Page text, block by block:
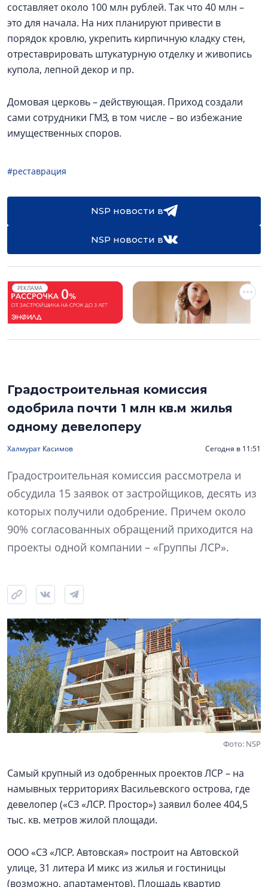
составляет около 100 млн рублей. Так что 40 млн –
это для начала. На них планируют привести в
порядок кровлю, укрепить кирпичную кладку стен,
отреставрировать штукатурную отделку и живопись
купола, лепной декор и пр.
Домовая церковь – действующая. Приход создали
сами сотрудники ГМЗ, в том числе – во избежание
имущественных споров.
#реставрация
NSP новости в
NSP новости в
РЕКЛАМА
Градостроительная комиссия
одобрила почти 1 млн кв.м жилья
одному девелоперу
Халмурат Касимов Сегодня в 11:51
Градостроительная комиссия рассмотрела и
обсудила 15 заявок от застройщиков, десять из
которых получили одобрение. Причем около
90% согласованных обращений приходится на
проекты одной компании – «Группы ЛСР».
Фото: NSP
Самый крупный из одобренных проектов ЛСР – на
намывных территориях Васильевского острова, где
девелопер («СЗ «ЛСР. Простор») заявил более 404,5
тыс. кв. метров жилой площади.
ООО «СЗ «ЛСР. Автовская» построит на Автовской
улице, 31 литера И микс из жилья и гостиницы
(возможно, апартаментов). Площадь квартир